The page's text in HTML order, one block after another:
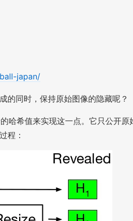
japan/
的同时，保持原始图像的隐藏呢？
哈希值来实现这一点。它只公开
程：